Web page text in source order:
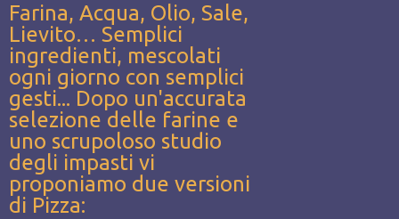
Farina, Acqua, Olio, Sale,
Lievito… Semplici
ingredienti, mescolati
ogni giorno con semplici
gesti... Dopo un'accurata
selezione delle farine e
uno scrupoloso studio
degli impasti vi
proponiamo due versioni
di Pizza: